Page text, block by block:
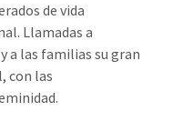
de vida
Llamadas a
a las familias su gran
con las